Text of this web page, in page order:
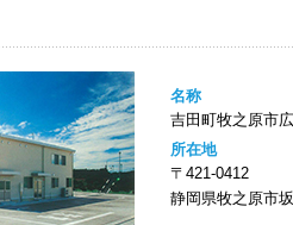
名称
吉田町牧之原市
所在地
〒421-0412
静岡県牧之原市